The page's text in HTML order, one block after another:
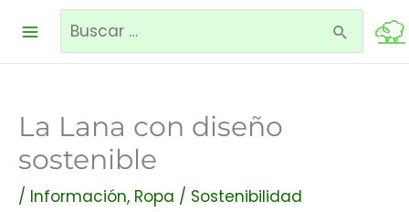
Buscar
La Lana con diseño
sostenible
/ Información, Ropa / Sostenibilidad